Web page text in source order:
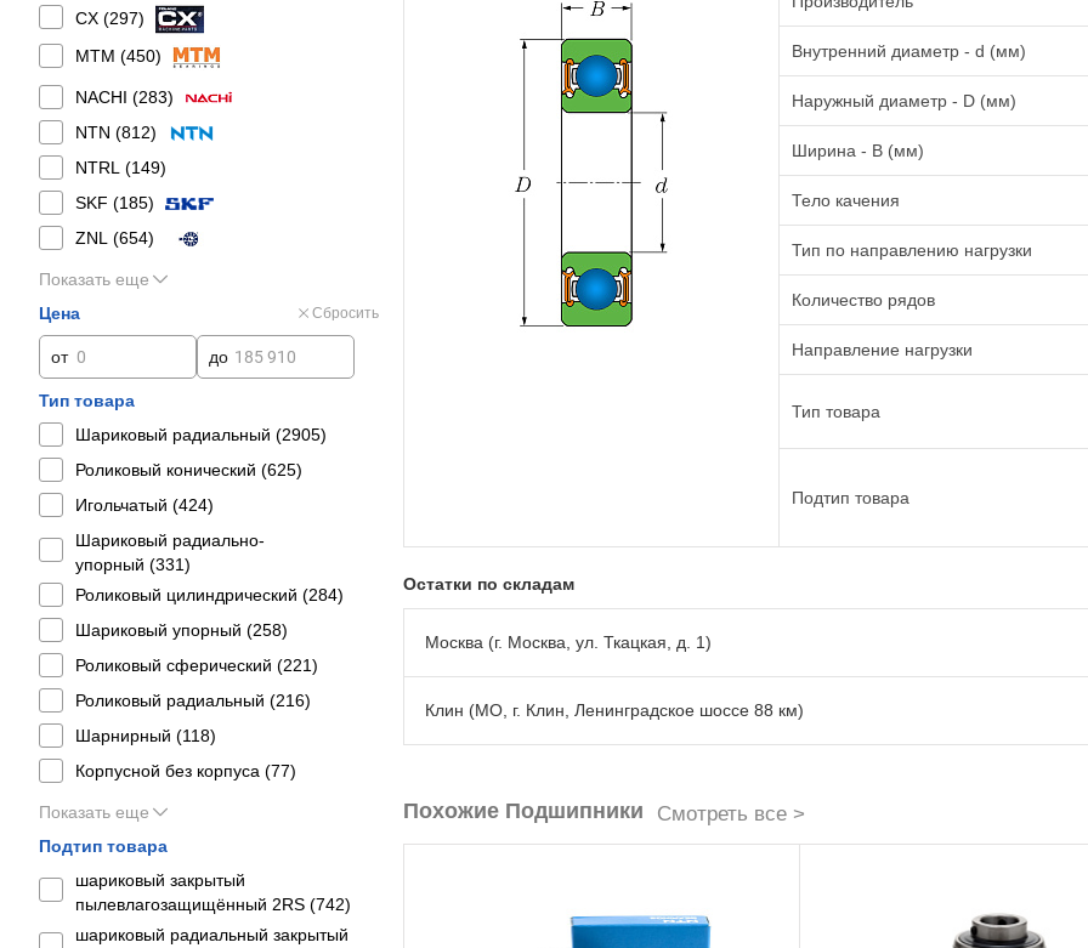
CX (297)
MTM (450)
NACHI (283)
NTN (812)
NTRL (149)
SKF (185)
ZNL (654)
Показать еще
Цена
Сбросить
от до
Тип товара
Шариковый радиальный (2905)
Роликовый конический (625)
Игольчатый (424)
Шариковый радиально-
упорный (331)
Роликовый цилиндрический (284)
Шариковый упорный (258)
Роликовый сферический (221)
Роликовый радиальный (216)
Шарнирный (118)
Корпусной без корпуса (77)
Показать еще
Подтип товара
шариковый закрытый
пылевлагозащищённый 2RS (742)
шариковый радиальный закрытый
Внутренний диаметр - d (мм)
Наружный диаметр - D (мм)
Ширина - B (мм)
Тело качения
Тип по направлению нагрузки
Количество рядов
Направление нагрузки
Тип товара
Подтип товара
Остатки по складам
Москва (г. Москва, ул. Ткацкая, д. 1)
Клин (МО, г. Клин, Ленинградское шоссе 88 км)
Похожие Подшипники Смотреть все >